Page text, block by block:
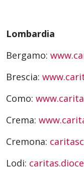
Lombardia
Bergamo:
Brescia:
Como:
Crema:
Cremona:
Lodi: